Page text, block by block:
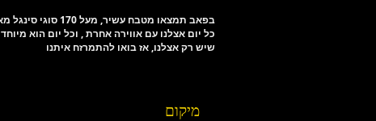
בפאב תמצאו מטבח עשיר, מעל 170 סוגי סינגל מאלטים, 32 סוגי בירה מהחבית ומאות סוגי אלכוהול נוספים,
כל יום אצלנו עם אווירה אחרת , וכל יום הוא
שיש רק אצלנו, אז בואו להתמרזח איתנו
מיקום